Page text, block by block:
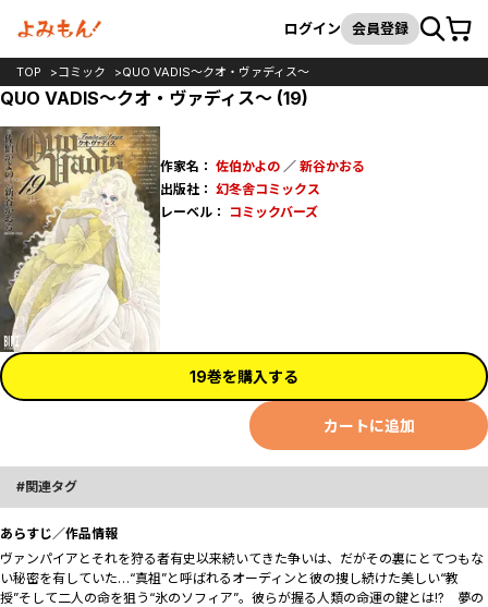
検索
ログイン 会員登録カート
TOP コミック QUO VADIS～クオ・ヴァディス～
QUO VADIS～クオ・ヴァディス～ (19)
作家名： 佐伯かよの／ 新谷かおる
出版社： 幻冬舎コミックス
レーベル：
コミックバーズ
19巻を購入する
カートに追加
関連タグ
あらすじ／作品情報
ヴァンパイアとそれを狩る者――有史以来続いてきた争いは、だがその裏にとてつもな
い秘密を有していた――…“真祖”と呼ばれるオーディンと彼の捜し続けた美しい“教
授”そして二人の命を狙う“氷のソフィア”。彼らが握る人類の命運の鍵とは――!? 夢の